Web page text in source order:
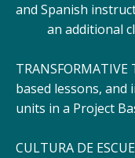
and Spanish
an additional
TRANSFORMATIVE
based lessons,
units in a Project
CULTURA DE